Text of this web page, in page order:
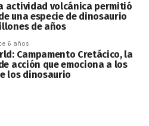
actividad volcánica permitió
una especie de dinosaurio
de años
6 años
Campamento Cretácico, la
acción que emociona a los
los dinosaurio